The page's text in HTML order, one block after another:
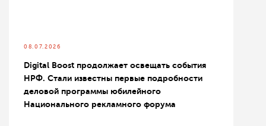
08.07.2026
Digital Boost продолжает освещать события
НРФ. Стали известны первые подробности
деловой программы юбилейного
Национального рекламного форума